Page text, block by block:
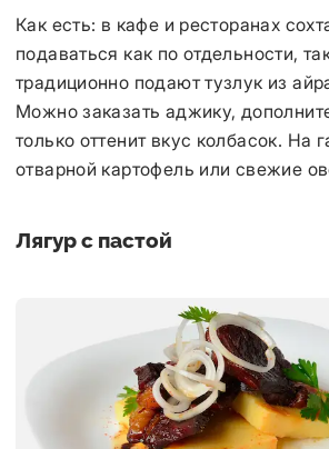
Как есть: в кафе и ресторанах
подаваться как по отдельности,
традиционно подают тузлук из
Можно заказать аджику,
только оттенит вкус колбасок. На
отварной картофель или свежие
Лягур с пастой